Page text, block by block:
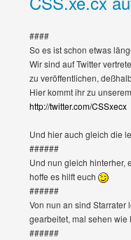
####
So es ist schon etwas
Wir sind auf Twitter
zu veröffentlichen,
Hier kommt ihr zu
http://twitter.com/CSSxecx
Und hier auch gleich die
######
Und nun gleich hinterher,
hoffe es hilft euch
######
Von nun an sind Starrater
gearbeitet, mal sehen wie
######